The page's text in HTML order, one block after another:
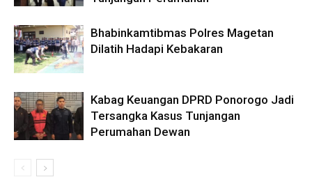
Bhabinkamtibmas Polres Magetan
Dilatih Hadapi Kebakaran
Kabag Keuangan DPRD Ponorogo Jadi
Tersangka Kasus Tunjangan
Perumahan Dewan